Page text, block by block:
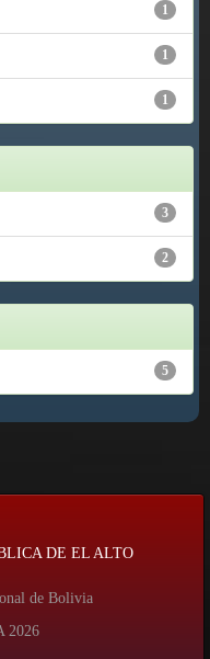
1
1
1
3
2
5
DE EL ALTO
de Bolivia
2026